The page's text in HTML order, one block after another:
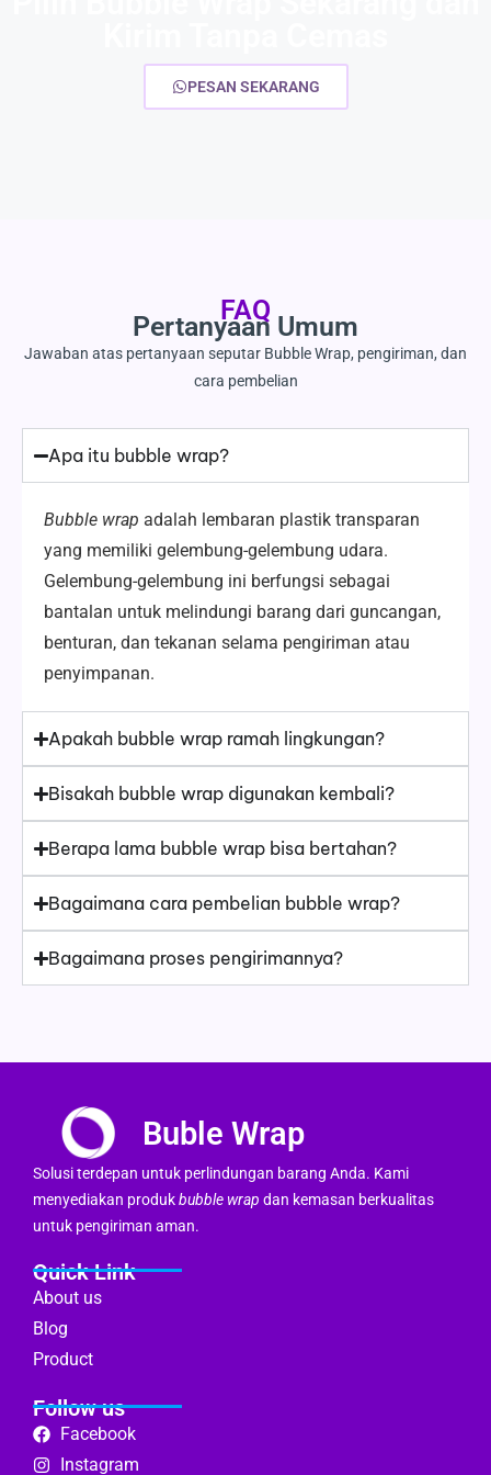
PESAN SEKARANG
FAQ
Pertanyaan Umum
Jawaban atas pertanyaan seputar Bubble Wrap, pengiriman, dan
cara pembelian
Apa itu bubble wrap?
Bubble wrap adalah lembaran plastik transparan
yang memiliki gelembung-gelembung udara.
Gelembung-gelembung ini berfungsi sebagai
bantalan untuk melindungi barang dari guncangan,
benturan, dan tekanan selama pengiriman atau
penyimpanan.
Apakah bubble wrap ramah lingkungan?
Bisakah bubble wrap digunakan kembali?
Berapa lama bubble wrap bisa bertahan?
Bagaimana cara pembelian bubble wrap?
Bagaimana proses pengirimannya?
Buble Wrap
Solusi terdepan untuk perlindungan barang Anda. Kami
menyediakan produkbubble wrap dan kemasan berkualitas
untuk pengiriman aman.
Quick Link
About us
Blog
Product
Follow us
Facebook
Instagram